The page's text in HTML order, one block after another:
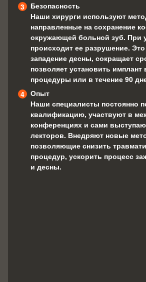
Безопасность
Наши хирурги используют
направленные на сохранение
окружающей больной зуб. При
происходит ее разрушение.
западение десны, сокращает
позволяет установить имплант
процедуры или в течение 90
Опыт
Наши специалисты постоянно
квалификацию, участвуют в
конференциях и сами
лекторов. Внедряют новые
позволяющие снизить
процедур, ускорить процесс
и десны.